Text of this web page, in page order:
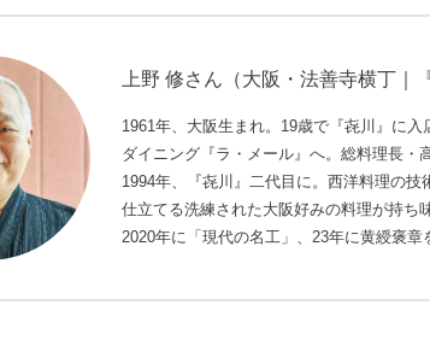
上野 修さん（大阪・法善寺横丁｜
1961年、大阪生まれ。19歳で『㐂川』に
ダイニング『ラ・メール』へ。総料理長・
1994年、『㐂川』二代目に。西洋料理の
仕立てる洗練された大阪好みの料理が持ち
2020年に「現代の名工」、23年に黄綬褒章